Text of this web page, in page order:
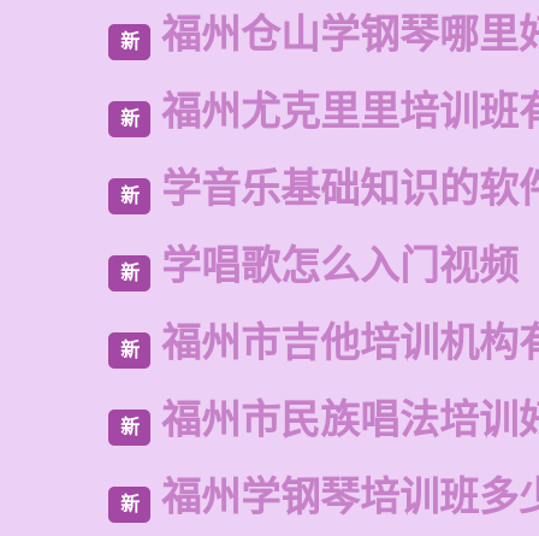
新 福州仓山学钢琴哪里
新 福州尤克里里培训班
新 学音乐基础知识的软
新 学唱歌怎么入门视频
新 福州市吉他培训机构
新 福州市民族唱法培训
新 福州学钢琴培训班多